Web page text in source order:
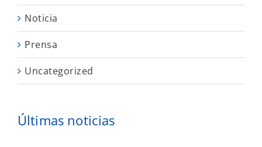
Noticia
Prensa
Uncategorized
Últimas noticias